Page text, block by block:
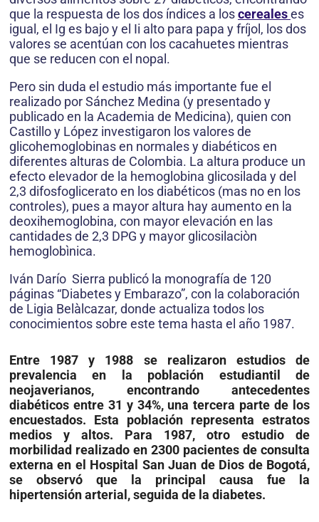
que la respuesta de los dos índices a loscerealeses
igual, el Ig es bajo y el Ii alto para papa y fríjol, los dos
valores se acentúan con los cacahuetes mientras
que se reducen con el nopal.
Pero sin duda el estudio más importante fue el
realizado por Sánchez Medina (y presentado y
publicado en la Academia de Medicina), quien con
Castillo y López investigaron los valores de
glicohemoglobinas en normales y diabéticos en
diferentes alturas de Colombia. La altura produce un
efecto elevador de la hemoglobina glicosilada y del
2,3 difosfoglicerato en los diabéticos (mas no en los
controles), pues a mayor altura hay aumento en la
deoxihemoglobina, con mayor elevación en las
cantidades de 2,3 DPG y mayor glicosilaciòn
hemoglobìnica.
Iván Darío Sierra publicó la monografía de 120
páginas “Diabetes y Embarazo”, con la colaboración
de Ligia Belàlcazar, donde actualiza todos los
conocimientos sobre este tema hasta el año 1987.
Entre 1987 y 1988 se realizaron estudios de
prevalencia en la población estudiantil de
neojaverianos, encontrando antecedentes
diabéticos entre 31 y 34%, una tercera parte de los
encuestados. Esta población representa estratos
medios y altos. Para 1987, otro estudio de
morbilidad realizado en 2300 pacientes de consulta
externa en el Hospital San Juan de Dios de Bogotá,
se observó que la principal causa fue la
hipertensión arterial, seguida de la diabetes.